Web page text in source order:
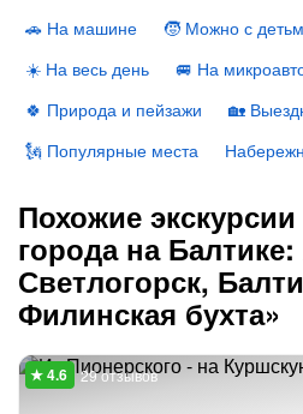
🚗 На машине 🧒 Можно с
☀️ На весь день
🚐 На
🍀 Природа и пейзажи
🏡
🗽 Популярные места
Похожие
города на
Светлогорск,
Филинская бухта»
29 отзывов